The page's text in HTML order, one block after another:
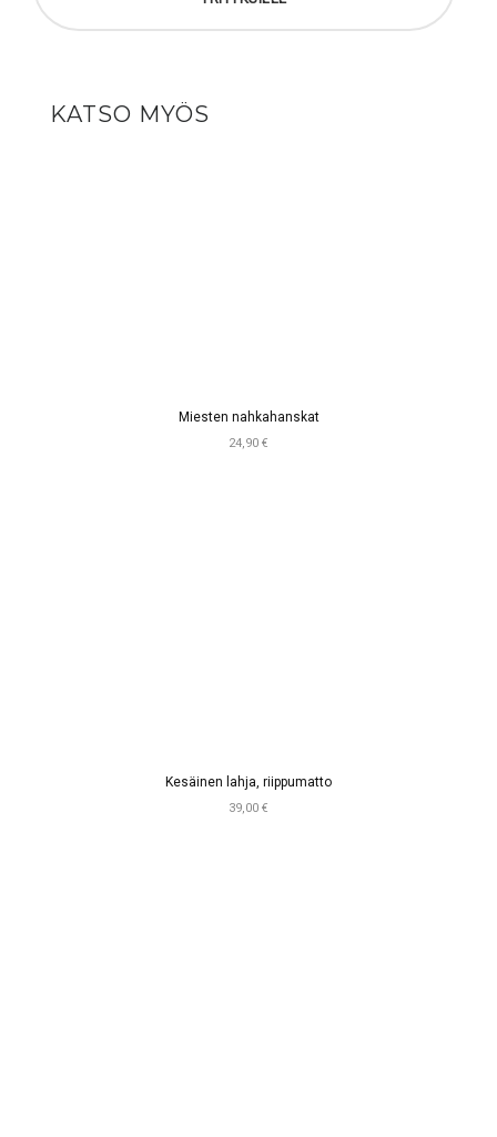
KATSO MYÖS
Miesten nahkahanskat
24,90 €
Kesäinen lahja, riippumatto
39,00 €